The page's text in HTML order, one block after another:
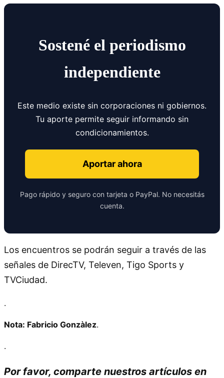
Sostené el periodismo
independiente
Este medio existe sin corporaciones ni gobiernos.
Tu aporte permite seguir informando sin
condicionamientos.
Aportar ahora
Pago rápido y seguro con tarjeta o PayPal. No necesitás
cuenta.
Los encuentros se podrán seguir a través de las
señales de DirecTV, Televen, Tigo Sports y
TVCiudad.
.
Nota: Fabricio Gonzàlez.
.
Por favor, comparte nuestros artículos en